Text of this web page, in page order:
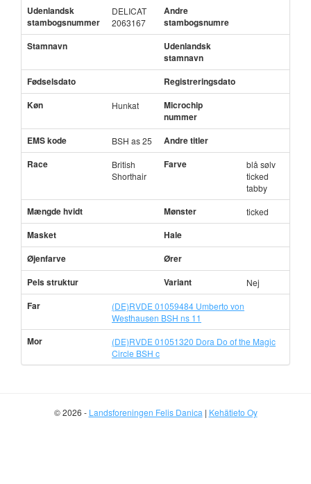
Udenlandsk
stambogsnummer
DELICAT
2063167
Andre
stambogsnumre
Stamnavn
Udenlandsk
stamnavn
Fødselsdato
Registreringsdato
Køn
Hunkat
Microchip
nummer
EMS kode
BSH as 25
Andre titler
Race
British
Shorthair
Farve
blå sølv
ticked
tabby
Mængde hvidt Mønster ticked
Masket
Hale
Øjenfarve
Ører
Pels struktur
Variant Nej
Far
(DE)RVDE 01059484 Umberto von
Westhausen BSH ns 11
Mor
(DE)RVDE 01051320 Dora Do of the Magic
Circle BSH c
© 2026 - Landsforeningen Felis Danica | Kehätieto Oy